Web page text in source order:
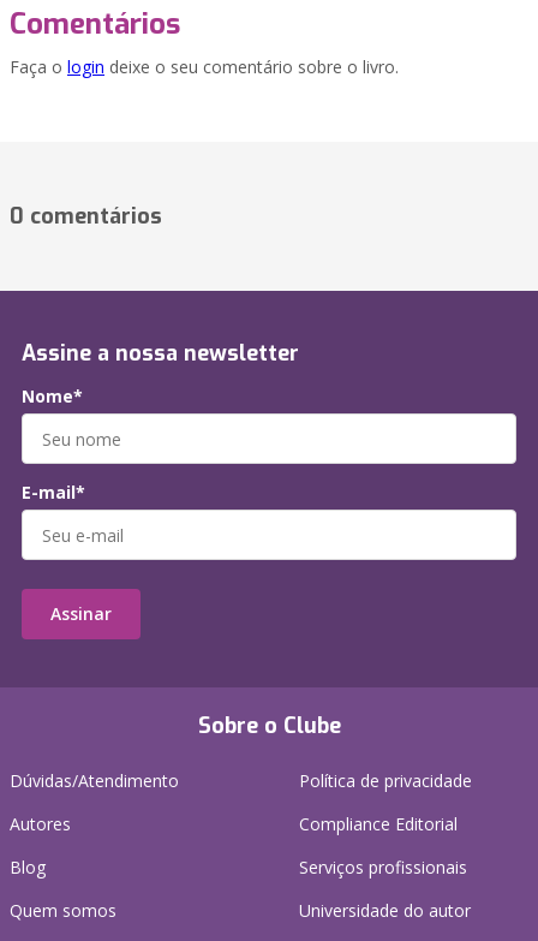
Comentários
Faça o login deixe o seu comentário sobre o livro.
0 comentários
Sobre o Clube
Dúvidas/Atendimento
Autores
Blog
Quem somos
Política de privacidade
Compliance Editorial
Serviços profissionais
Universidade do autor
Assine a nossa newsletter
Nome*
E-mail*
Assinar